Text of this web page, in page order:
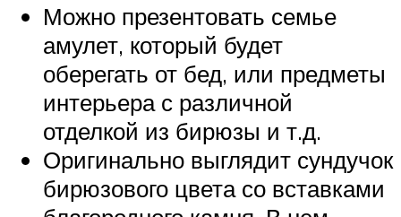
Можно презентовать семье
амулет, который будет
оберегать от бед, или предметы
интерьера с различной
отделкой из бирюзы и т.д.
Оригинально выглядит сундучок
бирюзового цвета со вставками